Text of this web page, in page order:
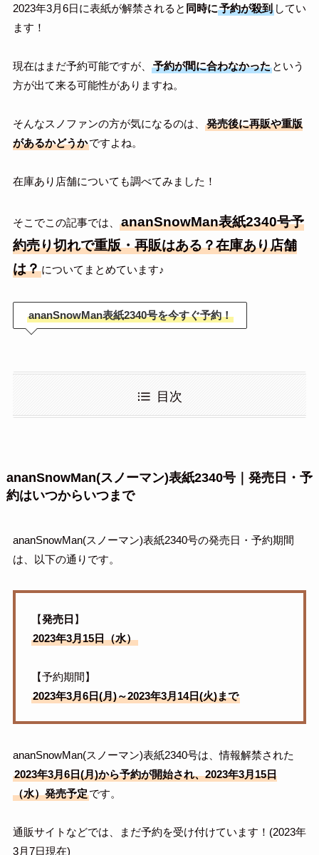
2023年3月6日に表紙が解禁されると 同時に予約が殺到してい
ます！
現在はまだ予約可能ですが、 予約が間に合わなかったという
方が出て来る可能性がありますね。
そんなスノファンの方が気になるのは、
発売後に再販や重版
があるかどうかですよね。
在庫あり店舗についても調べてみました！
そこでこの記事では、
ananSnowMan表紙2340号予
約売り切れで重版・再販はある？在庫あり店舗
は？についてまとめています♪
ananSnowMan表紙2340号を今すぐ予約！
目次
ananSnowMan(スノーマン)表紙2340号｜発売日・予
約はいつからいつまで
ananSnowMan(スノーマン)表紙2340号の発売日・予約期間
は、以下の通りです。
【発売日 】
2023年3月15日（水）
【予約期間】
2023年3月6日(月)～2023年3月14日(火)まで
ananSnowMan(スノーマン)表紙2340号は、情報解禁された
2023年3月6日(月)から予約が開始され、2023年3月15日
（水）発売予定です。
通販サイトなどでは、まだ予約を受け付けています！(2023年
3月7日現在)